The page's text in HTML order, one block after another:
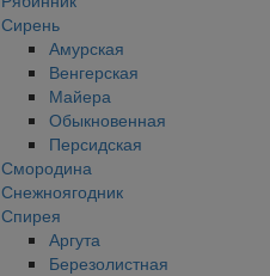
Сирень
Амурская
Венгерская
Майера
Обыкновенная
Персидская
Смородина
Снежноягодник
Спирея
Аргута
Березолистная